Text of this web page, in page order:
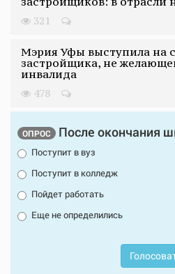
321
Мэрия Уфы выступила на
застройщика, не
инвалида
478
ОПРОС После окончания
Поступит в вуз
Поступит в колледж
Пойдет работать
Еще не определились